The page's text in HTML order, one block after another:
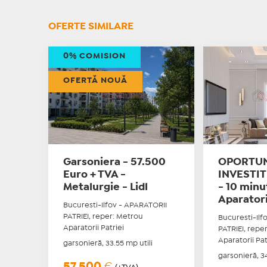
OFERTE SIMILARE
Garsoniera - 57.500
Euro + TVA -
Metalurgie - Lidl
Bucuresti-Ilfov - APARATORII
PATRIEI, reper: Metrou
Aparatorii Patriei
garsonieră, 33.55 mp utili
0% COMISION
OFERTĂ NOUĂ
- 10
Bucuresti-
PATRIEI,
Aparatorii
garsonieră,